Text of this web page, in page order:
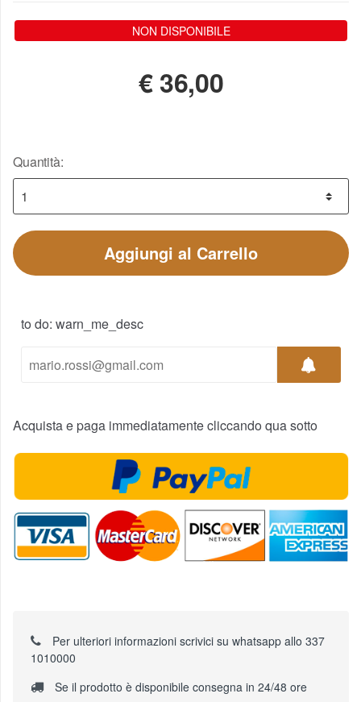
NON DISPONIBILE
€36,00
Quantità:
Aggiungi al Carrello
to do: warn_me_desc
Acquista e paga immediatamente cliccando qua sotto
Per ulteriori informazioni scrivici su whatsapp allo 337
1010000
Se il prodotto è disponibile consegna in 24/48 ore